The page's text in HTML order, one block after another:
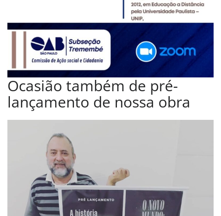
Ocasião também de pré-
lançamento de nossa obra